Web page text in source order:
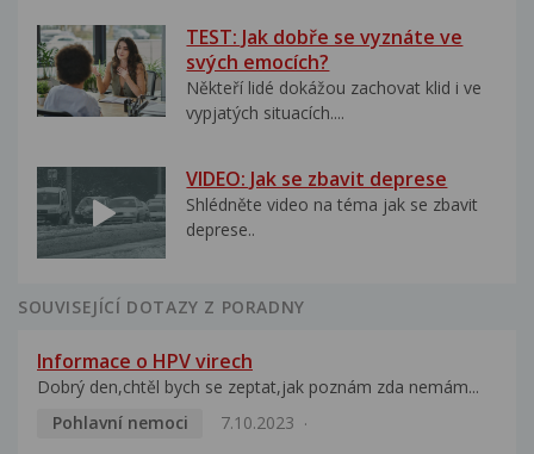
TEST: Jak dobře se vyznáte ve
svých emocích?
Někteří lidé dokážou zachovat klid i ve
vypjatých situacích....
VIDEO: Jak se zbavit deprese
Shlédněte video na téma jak se zbavit
deprese..
SOUVISEJÍCÍ DOTAZY Z PORADNY
Informace o HPV virech
Dobrý den,chtěl bych se zeptat,jak poznám zda nemám...
Pohlavní nemoci
7.10.2023